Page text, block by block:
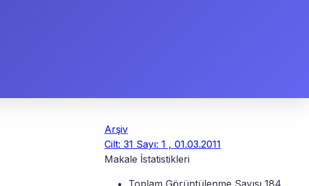
Arşiv
Cilt: 31 Sayı: 1 , 01.03.2011
Makale İstatistikleri
Toplam Görüntülenme Sayısı 184